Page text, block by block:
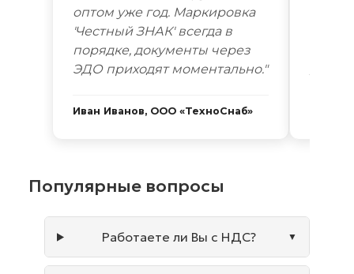
оптом уже год. Маркировка
'Честный ЗНАК' всегда в
порядке, документы через
ЭДО приходят моментально."
Иван Иванов, ООО «ТехноСнаб»
Популярные вопросы
Работаете ли Вы с НДС?